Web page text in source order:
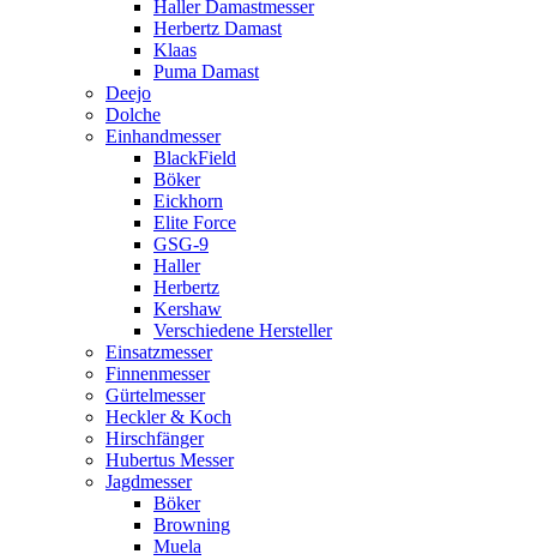
Haller Damastmesser
Herbertz Damast
Klaas
Puma Damast
Deejo
Dolche
Einhandmesser
BlackField
Böker
Eickhorn
Elite Force
GSG-9
Haller
Herbertz
Kershaw
Verschiedene Hersteller
Einsatzmesser
Finnenmesser
Gürtelmesser
Heckler & Koch
Hirschfänger
Hubertus Messer
Jagdmesser
Böker
Browning
Muela